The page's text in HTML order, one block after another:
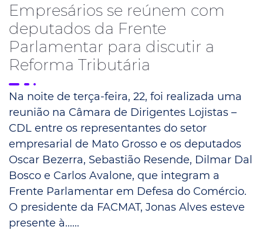
Empresários se reúnem com
deputados da Frente
Parlamentar para discutir a
Reforma Tributária
Na noite de terça-feira, 22, foi realizada uma
reunião na Câmara de Dirigentes Lojistas –
CDL entre os representantes do setor
empresarial de Mato Grosso e os deputados
Oscar Bezerra, Sebastião Resende, Dilmar Dal
Bosco e Carlos Avalone, que integram a
Frente Parlamentar em Defesa do Comércio.
O presidente da FACMAT, Jonas Alves esteve
presente à......